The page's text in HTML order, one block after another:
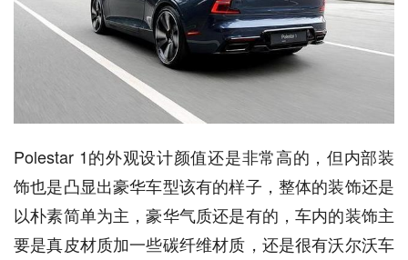
Polestar 1的外观设计颜值还是非常高的，但内部装
饰也是凸显出豪华车型该有的样子，整体的装饰还是
以朴素简单为主，豪华气质还是有的，车内的装饰主
要是真皮材质加一些碳纤维材质，还是很有沃尔沃车